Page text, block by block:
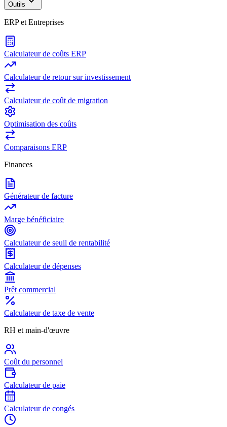
Outils
ERP et Entreprises
Calculateur de coûts ERP
Calculateur de retour sur investissement
Calculateur de coût de migration
Optimisation des coûts
Comparaisons ERP
Finances
Générateur de facture
Marge bénéficiaire
Calculateur de seuil de rentabilité
Calculateur de dépenses
Prêt commercial
Calculateur de taxe de vente
RH et main-d'œuvre
Coût du personnel
Calculateur de paie
Calculateur de congés